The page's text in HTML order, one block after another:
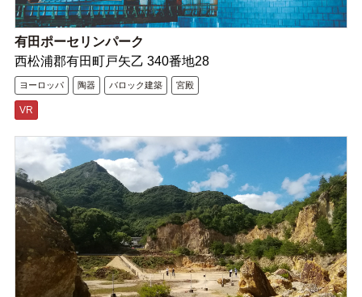
有田ポーセリンパーク
西松浦郡有田町戸矢乙 340番地28
ヨーロッパ 陶器 バロック建築 宮殿
VR